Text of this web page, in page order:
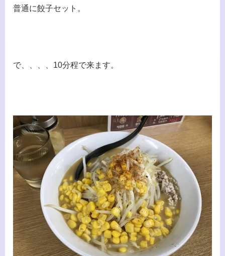
普通に餃子セット。
で、、、、10分程で来ます。